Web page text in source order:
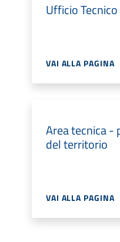
Ufficio Tecnico
VAI ALLA PAGINA
Area tecnica
del territorio
VAI ALLA PAGINA